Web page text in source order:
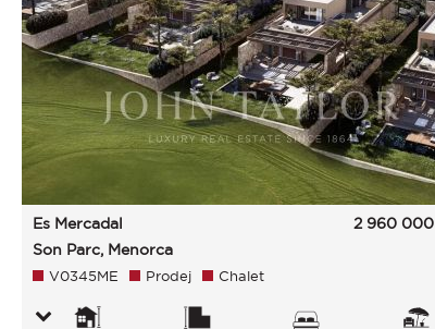
Es Mercadal
Son Parc, Menorca
2 960 000
V0345ME Prodej Chalet